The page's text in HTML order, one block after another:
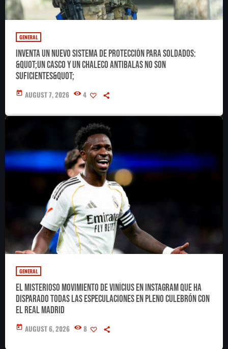
GENERAL
Inventa un nuevo sistema de protección para soldados:
&quot;Un casco y un chaleco antibalas no son
suficientes&quot;
today AUGUST 7, 2026 4
GENERAL
El misterioso movimiento de Vinícius en Instagram que ha
disparado todas las especulaciones en pleno culebrón con
el Real Madrid
today AUGUST 6, 2026 8